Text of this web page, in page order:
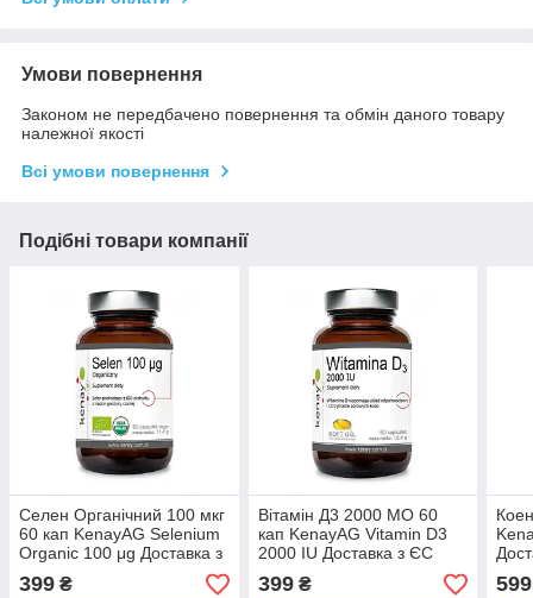
Умови повернення
Законом не передбачено повернення та обмін даного товару
належної якості
Всі умови повернення
Подібні товари компанії
Селен Органічний 100 мкг
60 кап KenayAG Selenium
Organic 100 μg Доставка з
ЄС
399 ₴
Вітамін Д3 2000 МО 60
кап KenayAG Vitamin D3
2000 IU Доставка з ЄС
399₴ 599